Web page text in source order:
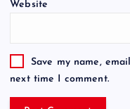
Website
Save my name,
next time I comment.